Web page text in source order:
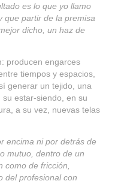
es lo que yo llamo
que partir de la premisa
dicho, un haz de
producen engarces
tiempos y espacios,
generar un tejido, una
estar-siendo, en su
a su vez, nuevas telas
encima ni por detrás de
mutuo, dentro de un
como de fricción,
del profesional con